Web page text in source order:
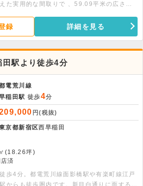
た実用的な間取りで 、59.09平米の広さが
ださい。
録 詳細を見る
田駅より徒歩4分
電荒川線
稲田駅 徒歩4分
円(税抜)
京都新宿区西早稲田
(18.26坪)
済
歩4分。都電荒川線面影橋駅や有楽町線江戸
からも徒歩圏内です。新目白通りに面する貸